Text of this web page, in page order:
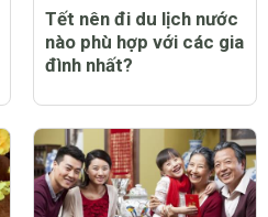
Tết nên đi du lịch nước
nào phù hợp với các gia
đình nhất?